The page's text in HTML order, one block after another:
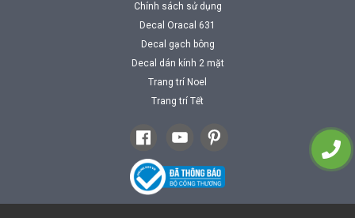
Chính sách sử dụng
Decal Oracal 631
Decal gạch bông
Decal dán kính 2 mặt
Trang trí Noel
Trang trí Tết